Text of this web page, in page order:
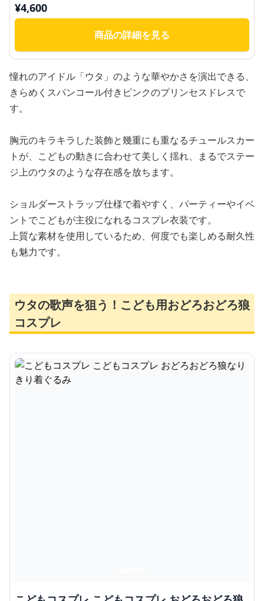
¥4,600
商品の詳細を見る
憧れのアイドル「ウタ」のような華やかさを演出できる、
きらめくスパンコール付きピンクのプリンセスドレスで
す。
胸元のキラキラした装飾と幾重にも重なるチュールスカー
トが、こどもの動きに合わせて美しく揺れ、まるでステー
ジ上のウタのような存在感を放ちます。
ショルダーストラップ仕様で着やすく、パーティーやイベ
ントでこどもが主役になれるコスプレ衣装です。
上質な素材を使用しているため、何度でも楽しめる耐久性
も魅力です。
ウタの歌声を狙う！こども用おどろおどろ狼
コスプレ